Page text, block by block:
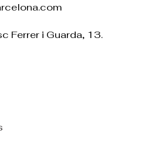
Ferrer i Guarda, 13.